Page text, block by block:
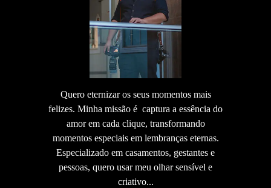
Quero eternizar os seus momentos mais
felizes. Minha missão é captura a essência do
amor em cada clique, transformando
momentos especiais em lembranças eternas.
Especializado em casamentos, gestantes e
pessoas, quero usar meu olhar sensível e
criativo...